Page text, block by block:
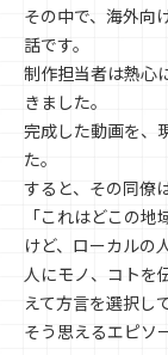
その中で、海外向
話です。
制作担当者は熱心
きました。
完成した動画を、
た。
すると、その同僚
「これはどこの
けど、ローカルの
人にモノ、コトを
えて方言を選択し
そう思えるエピソ